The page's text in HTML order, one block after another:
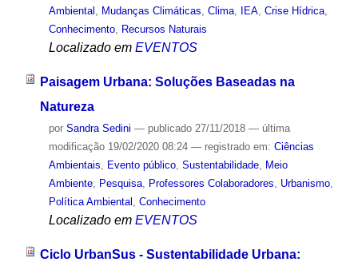
Ambiental , Mudanças Climáticas, Clima, IEA, Crise Hídrica,
Conhecimento, Recursos Naturais
Localizado em EVENTOS
Paisagem Urbana: Soluções Baseadas na
Natureza
por Sandra Sedini — publicado27/11/2018 — última
modificação19/02/2020 08:24 — registrado em: Ciências
Ambientais, Evento público, Sustentabilidade, Meio
Ambiente, Pesquisa, Professores Colaboradores, Urbanismo,
Política Ambiental , Conhecimento
Localizado em EVENTOS
Ciclo UrbanSus - Sustentabilidade Urbana: